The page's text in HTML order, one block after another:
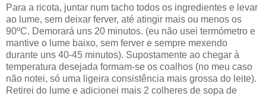
Para a ricota, juntar num tacho todos os ingredientes e levar
ao lume, sem deixar ferver, até atingir mais ou menos os
90ºC. Demorará uns 20 minutos. (eu não usei termómetro e
mantive o lume baixo, sem ferver e sempre mexendo
durante uns 40-45 minutos). Supostamente ao chegar à
temperatura desejada formam-se os coalhos (no meu caso
não notei, só uma ligeira consistência mais grossa do leite).
Retirei do lume e adicionei mais 2 colheres de sopa de